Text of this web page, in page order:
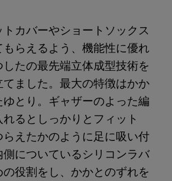
カバーやショートソックス
もらえるよう、機能性に優れ
たの最先端立体成型技術を
ました。最大の特徴はかか
ゆとり。ギャザーのよった編
るとしっかりとフィット
らえたかのように足に吸い付
側についているシリコンラバ
役割をし、かかとのずれを